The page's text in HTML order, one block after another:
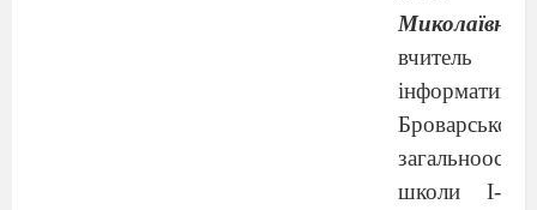
Миколаївна
вчитель
інформатики
Броварської
школи І-